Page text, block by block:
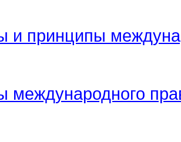
и принципы
международного